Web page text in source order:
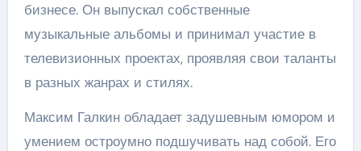
бизнесе. Он выпускал собственные
музыкальные альбомы и принимал участие в
телевизионных проектах, проявляя свои таланты
в разных жанрах и стилях.
Максим Галкин обладает задушевным юмором и
умением остроумно подшучивать над собой. Его